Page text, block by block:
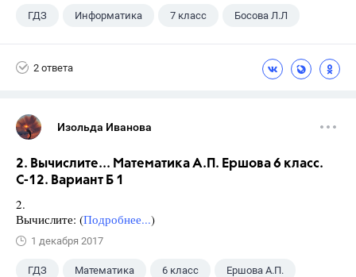
ГДЗ Информатика 7 класс Босова Л.Л
2 ответа
Изольда Иванова
2. Вычислите... Математика А.П. Ершова 6 класс.
С-12. Вариант Б 1
2.
Вычислите: (Подробнее...)
1 декабря 2017
ГДЗ Математика 6 класс Ершова А.П.